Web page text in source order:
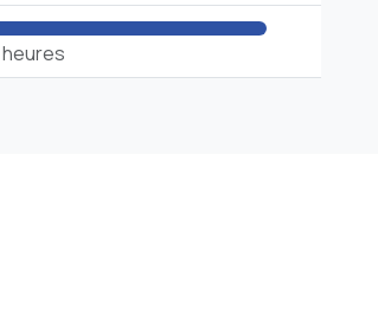
heures